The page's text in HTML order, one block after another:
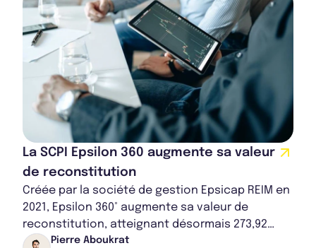
La SCPI Epsilon 360 augmente sa valeur
de reconstitution
Créée par la société de gestion Epsicap REIM en
2021, Epsilon 360° augmente sa valeur de
reconstitution, atteignant désormais 273,92
euros au 31 décembre 2023. Cette progression
Pierre Aboukrat